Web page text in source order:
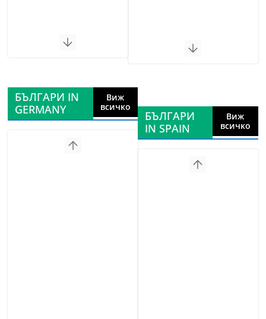
БЪЛГАРИ IN
GERMANY
Виж
всичко
БЪЛГАРИ
IN SPAIN
Виж
всичко